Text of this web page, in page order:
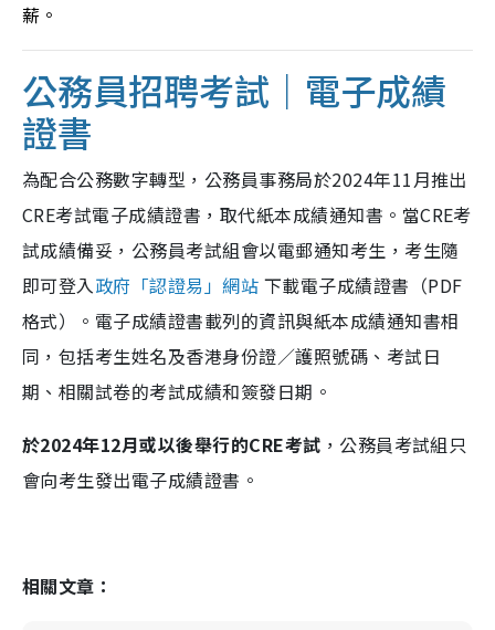
薪。
公務員招聘考試｜電子成績
證書
為配合公務數字轉型，公務員事務局於2024年11月推出
CRE考試電子成績證書，取代紙本成績通知書。當CRE考
試成績備妥，公務員考試組會以電郵通知考生，考生隨
即可登入政府「認證易」網站 下載電子成績證書（PDF
格式）。電子成績證書載列的資訊與紙本成績通知書相
同，包括考生姓名及香港身份證／護照號碼、考試日
期、相關試卷的考試成績和簽發日期。
於2024年12月或以後舉行的CRE考試 ，公務員考試組只
會向考生發出電子成績證書。
相關文章：